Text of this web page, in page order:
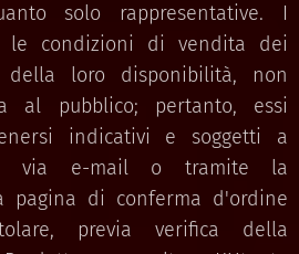
solo rappresentative. I
le condizioni di vendita dei
loro disponibilità, non
al pubblico; pertanto, essi
indicativi e soggetti a
via e-mail o tramite la
pagina di conferma d'ordine
previa verifica della